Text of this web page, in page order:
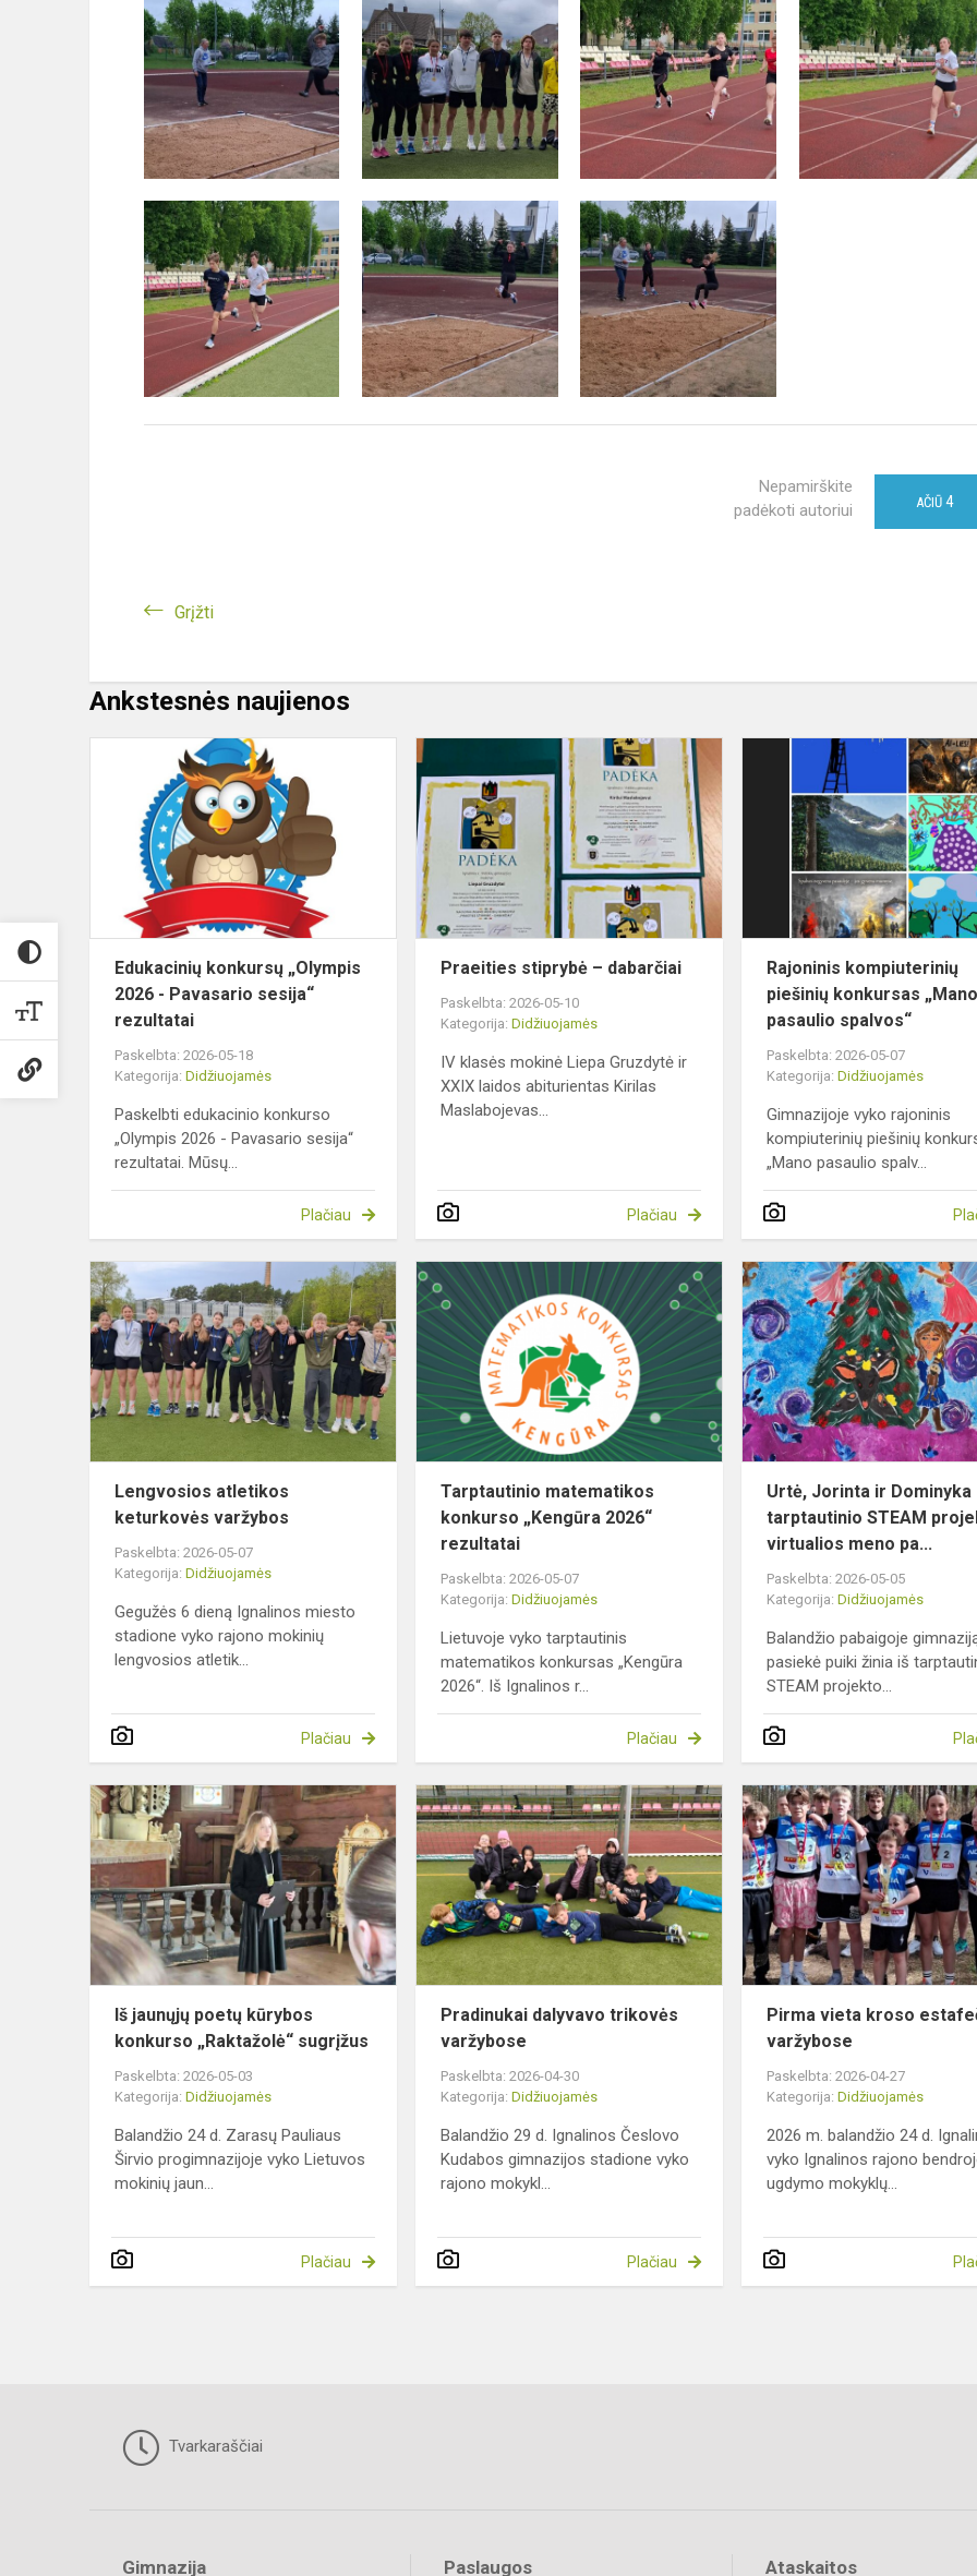
Nepamirškite
padėkoti autoriui
AČIŪ 4
Grįžti
Ankstesnės naujienos
Edukacinių
konkursų
„Olympis
2026
Pavasario
sesija“
rezul...
Edukacinių konkursų „Olympis
2026 - Pavasario sesija“
rezultatai
Paskelbta: 2026-05-18
Kategorija: Didžiuojamės
Paskelbti edukacinio konkurso
„Olympis 2026 - Pavasario sesija“
rezultatai. Mūsų...
Plačiau
dabarčiai
Praeities stiprybė – dabarčiai
Paskelbta: 2026-05-10
Kategorija:Didžiuojamės
IV klasės mokinė Liepa Gruzdytė ir
XXIX laidos abiturientas Kirilas
Maslabojevas...
Plačiau
Rajoninis kompiuterinių
piešinių konkursas „Mano
pasaulio spalvos“
Paskelbta: 2026-05-07
Kategorija:Didžiuojamės
Gimnazijoje vyko rajoninis
kompiuterinių piešinių
„Mano pasaulio spalv...
Lengvosios
atletikos
keturkovės
varžybos
Lengvosios atletikos
keturkovės varžybos
Paskelbta: 2026-05-07
Kategorija: Didžiuojamės
Gegužės 6 dieną Ignalinos miesto
stadione vyko rajono mokinių
lengvosios atletik...
Plačiau
Tarptautinio
matematikos
konkurso
„Kengūra
2026“
rezultatai
Tarptautinio matematikos
konkurso „Kengūra 2026“
rezultatai
Paskelbta: 2026-05-07
Kategorija:Didžiuojamės
Lietuvoje vyko tarptautinis
matematikos konkursas „Kengūra
2026“. Iš Ignalinos r...
Plačiau
Urtė, Jorinta ir Dominyka
tarptautinio STEAM
virtualios meno pa...
Paskelbta: 2026-05-05
Kategorija:Didžiuojamės
Balandžio pabaigoje
pasiekė puiki žinia iš
STEAM projekto...
Iš
jaunųjų
poetų
kūrybos
konkurso
„Raktažolė“
sugrįžus
Iš jaunųjų poetų kūrybos
konkurso „Raktažolė“ sugrįžus
Paskelbta: 2026-05-03
Kategorija: Didžiuojamės
Balandžio 24 d. Zarasų Pauliaus
Širvio progimnazijoje vyko Lietuvos
mokinių jaun...
Plačiau
Pradinukai
dalyvavo
trikovės
varžybose
Pradinukai dalyvavo trikovės
varžybose
Paskelbta: 2026-04-30
Kategorija:Didžiuojamės
Balandžio 29 d. Ignalinos Česlovo
Kudabos gimnazijos stadione vyko
rajono mokykl...
Plačiau
Pirma vieta kroso
varžybose
Paskelbta: 2026-04-27
Kategorija:Didžiuojamės
2026 m. balandžio 24 d.
vyko Ignalinos rajono
ugdymo mokyklų...
Tvarkaraščiai
Gimnazija Paslaugos Ataskaitos